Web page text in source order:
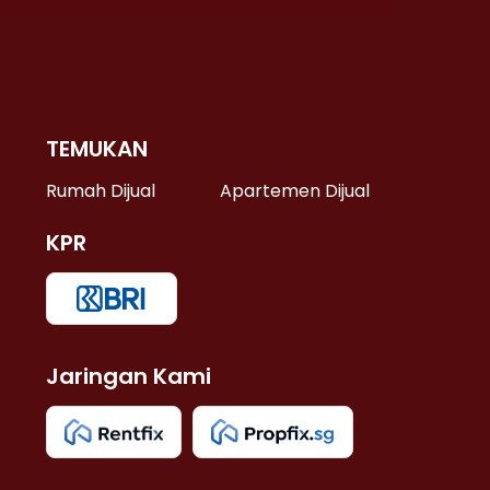
TEMUKAN
Rumah Dijual Apartemen Dijual
KPR
Jaringan Kami